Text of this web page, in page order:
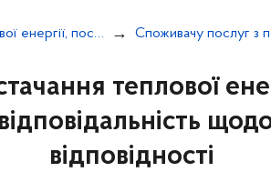
Споживачу теплової енергії, послуг з постачання теплової енергії та постачання гарячої води
теплової
відповідності